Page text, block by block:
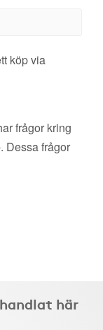
köp via
frågor kring
Dessa frågor
här